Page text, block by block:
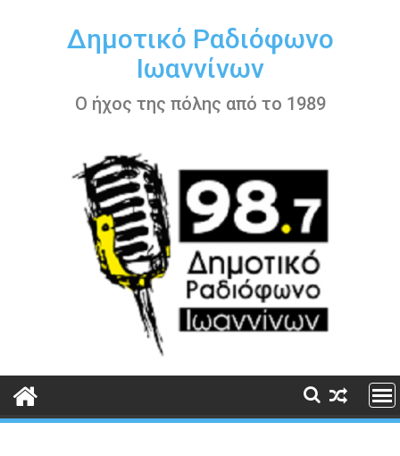
περιεχόμενοΔημοτικό Ραδιόφωνο
Ιωαννίνων
Ο ήχος της πόλης από το 1989